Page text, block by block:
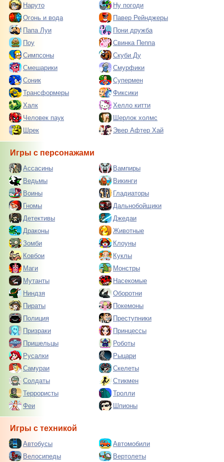
Наруто
Ну погоди
Огонь и вода
Павер Рейнджеры
Папа Луи
Пони дружба
Поу
Свинка Пеппа
Симпсоны
Скуби Ду
Смешарики
Смурфики
Соник
Супермен
Трансформеры
Фиксики
Халк
Хелло китти
Человек паук
Шерлок холмс
Шрек
Эвер Афтер Хай
Игры с персонажами
Ассасины
Вампиры
Ведьмы
Викинги
Воины
Гладиаторы
Гномы
Дальнобойщики
Детективы
Джедаи
Драконы
Животные
Зомби
Клоуны
Ковбои
Куклы
Маги
Монстры
Мутанты
Насекомые
Ниндзя
Оборотни
Пираты
Покемоны
Полиция
Преступники
Призраки
Принцессы
Пришельцы
Роботы
Русалки
Рыцари
Самураи
Скелеты
Солдаты
Стикмен
Террористы
Тролли
Феи
Шпионы
Игры с техникой
Автобусы
Автомобили
Велосипеды
Вертолеты